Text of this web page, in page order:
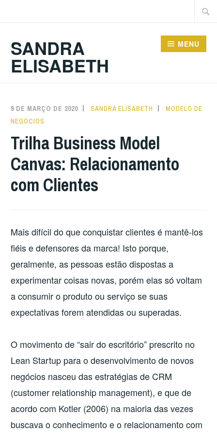
SANDRA
ELISABETH
MENU
9 DE MARÇO DE 2020 SANDRA ELISABETH
MODELO DE
NEGÓCIOS
Trilha Business Model
Canvas: Relacionamento
com Clientes
Mais difícil do que conquistar clientes é mantê-los
fiéis e defensores da marca! Isto porque,
geralmente, as pessoas estão dispostas a
experimentar coisas novas, porém elas só voltam
a consumir o produto ou serviço se suas
expectativas forem atendidas ou superadas.
O movimento de “sair do escritório” prescrito no
Lean Startup para o desenvolvimento de novos
negócios nasceu das estratégias de CRM
(customer relationship management), e que de
acordo com Kotler (2006) na maioria das vezes
buscava o conhecimento e o relacionamento com